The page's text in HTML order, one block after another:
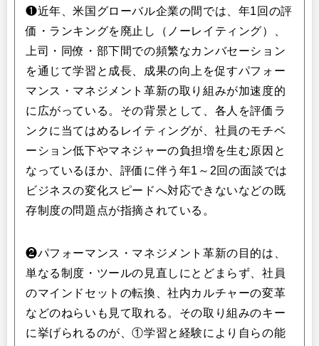
❶近年、米国グローバル企業の間では、年1回の評
価・ランキングを廃止し（ノーレイティング）、
上司・同僚・部下間での頻繁なカンバセーション
を通じて学習と成長、成果の向上を促すパフォー
マンス・マネジメント革新の取り組みが加速度的
に広がっている。その背景として、各人を評価ラ
ンクに当てはめるレイティングが、社員のモチベ
ーション低下やマネジャーの負担増を生む原因と
なっているほか、評価に伴う年1～2回の面談では
ビジネスの変化スピードへ対応できないなどの既
存制度の問題点が指摘されている。​
❷パフォーマンス・マネジメント革新の目的は、
単なる制度・ツールの見直しにとどまらず、社員
のマインドセットの転換、社内カルチャーの変革
などのねらいも見て取れる。その取り組みのキー
に挙げられるのが、①学習と経験により自らの能